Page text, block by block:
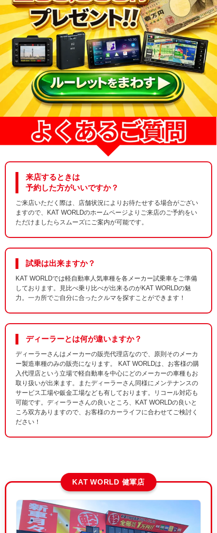
来店するときは
予約した方がいいですか？
ご来店いただく際は、店舗状況によりお待たせする場合がござい
ますので、KAT WORLDのホームページよりご来店のご予約をい
ただけましたらスムーズにご案内が可能です。
試乗は出来ますか？
KAT WORLDでは軽自動車人気車種を各メーカー試乗車をご準備
しております。見比べ乗り比べが出来るのがKAT WORLDの魅
力。一カ所でご自分に合ったクルマを探すことができます！
ディーラーとは何が違いますか？
ディーラーさんはメーカーの販売代理店なので、原則そのメーカ
ー製造車種のみの販売になります。 KAT WORLDは、お客様の購
入代理店という立場で軽自動車を中心にどのメーカーの車種もお
取り扱いが出来ます。またディーラーさん同様にメンテナンスの
サービス工場や鈑金工場なども有しております。リコール対応も
可能です。ディーラーさんの良いところ、KAT WORLDの良いと
ころ双方ありますので、お客様のカーライフに合わせてご検討く
ださい！
KAT WORLD 健軍店